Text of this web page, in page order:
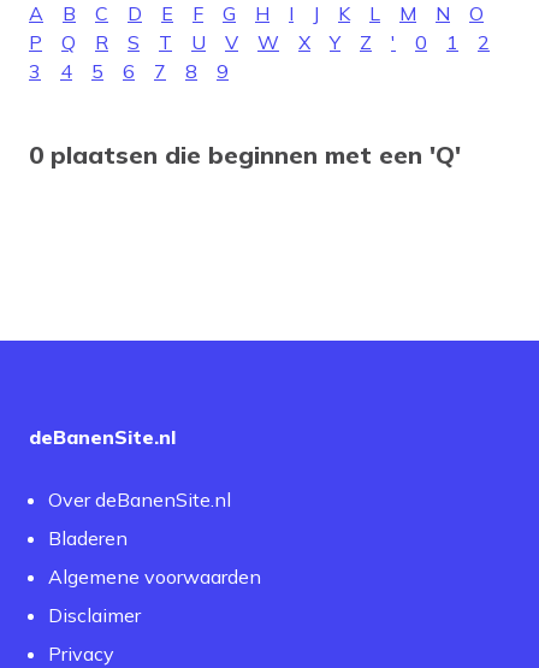
A B C D E F G H I J K L M N
O
P
Q R S T U V W X Y Z ' 0 1
2
3
4 5 6 7 8 9
0 plaatsen die beginnen met een 'Q'
deBanenSite.nl
Over deBanenSite.nl
Bladeren
Algemene voorwaarden
Disclaimer
Privacy